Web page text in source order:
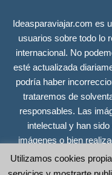
Ideasparaviajar.com es
usuarios sobre todo lo
internacional. No
esté actualizada
podría haber
trataremos de
responsables. Las
intelectual y han
imágenes o bien
tienen todos los
a efectos ilustrativos
Utilizamos cookies